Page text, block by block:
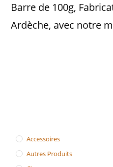
Barre de 100g,
Ardèche, avec notre
Accessoires
Autres Produits